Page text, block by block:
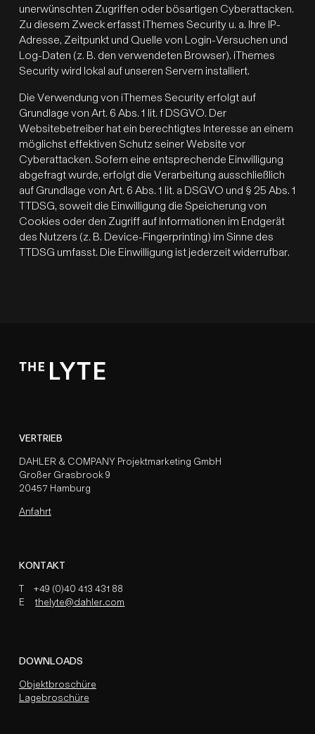
unerwünschten Zugriffen oder bösartigen Cyberattacken.
Zu diesem Zweck erfasst iThemes Security u. a. Ihre IP-
Adresse, Zeitpunkt und Quelle von Login-Versuchen und
Log-Daten (z. B. den verwendeten Browser). iThemes
Security wird lokal auf unseren Servern installiert.
Die Verwendung von iThemes Security erfolgt auf
Grundlage von Art. 6 Abs. 1 lit. f DSGVO. Der
Websitebetreiber hat ein berechtigtes Interesse an einem
möglichst effektiven Schutz seiner Website vor
Cyberattacken. Sofern eine entsprechende Einwilligung
abgefragt wurde, erfolgt die Verarbeitung ausschließlich
auf Grundlage von Art. 6 Abs. 1 lit. a DSGVO und § 25 Abs. 1
TTDSG, soweit die Einwilligung die Speicherung von
Cookies oder den Zugriff auf Informationen im Endgerät
des Nutzers (z. B. Device-Fingerprinting) im Sinne des
TTDSG umfasst. Die Einwilligung ist jederzeit widerrufbar.
VERTRIEB
DAHLER & COMPANY Projektmarketing GmbH
Großer Grasbrook 9
20457 Hamburg
Anfahrt
KONTAKT
+49 (0)40 413 431 88
E
thelyte@dahler.com
DOWNLOADS
Objektbroschüre
Lagebroschüre